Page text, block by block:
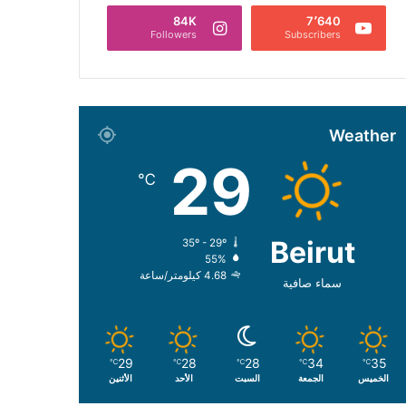
7٬640
Subscribers
84K
Followers
Weather
Beirut
سماء صافية
29
℃
35º - 29º
55%
4.68 كيلومتر/ساعة
35
℃
الخميس
34
℃
الجمعة
28
℃
السبت
28
℃
الأحد
29
℃
الأثنين